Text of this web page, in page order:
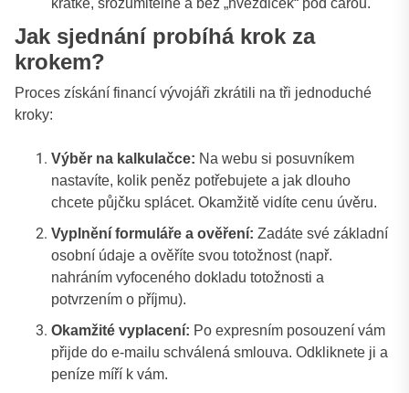
Jak sjednání probíhá krok za
krokem?
Proces získání financí vývojáři zkrátili na tři jednoduché
kroky:
Výběr na kalkulačce: Na webu si posuvníkem
nastavíte, kolik peněz potřebujete a jak dlouho
chcete půjčku splácet. Okamžitě vidíte cenu úvěru.
Vyplnění formuláře a ověření: Zadáte své základní
osobní údaje a ověříte svou totožnost (např.
nahráním vyfoceného dokladu totožnosti a
potvrzením o příjmu).
Okamžité vyplacení: Po expresním posouzení vám
přijde do e-mailu schválená smlouva. Odkliknete ji a
peníze míří k vám.